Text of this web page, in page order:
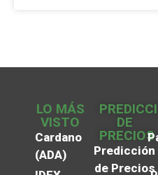
LO MÁS
VISTO
Cardano
(ADA)
DE
PRECIOS
Predicción
de Precios